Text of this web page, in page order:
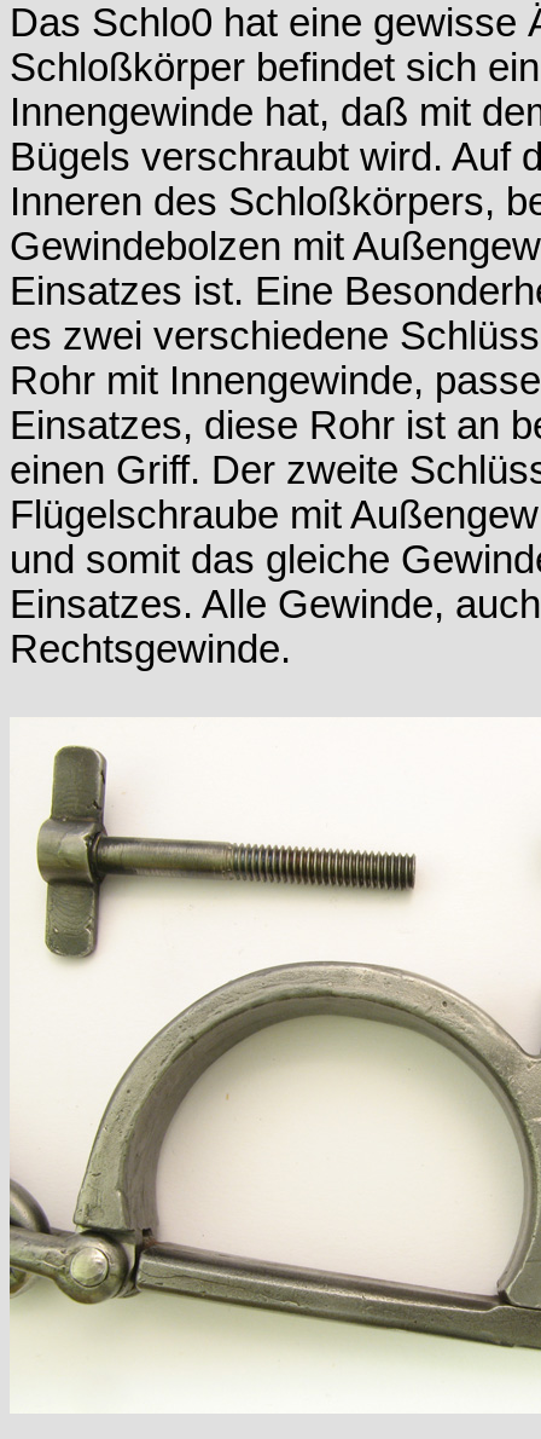
Das Schlo0 hat eine gewisse
Schloßkörper befindet sich
Innengewinde hat, daß mit
Bügels verschraubt wird. Auf
Inneren des Schloßkörpers,
Gewindebolzen mit
Einsatzes ist. Eine
es zwei verschiedene
Rohr mit Innengewinde,
Einsatzes, diese Rohr ist an
einen Griff. Der zweite
Flügelschraube mit
und somit das gleiche
Einsatzes. Alle Gewinde,
Rechtsgewinde.